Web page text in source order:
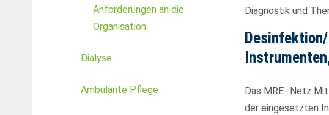
info@yourdomain.com
Diagnostik und
Das MRE- Netz
der eingesetzten
Anforderungen an die
Organisation
Dialyse
Ambulante Pflege